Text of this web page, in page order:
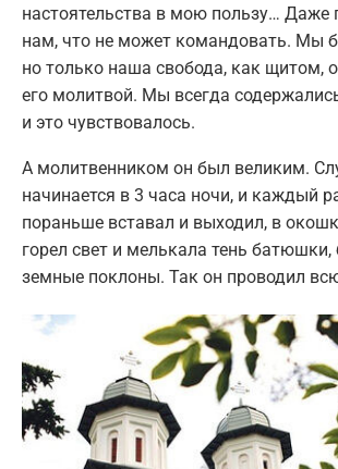
настоятельства в мою пользу… Даже
нам, что не может командовать. Мы
но только наша свобода, как щитом,
его молитвой. Мы всегда
и это чувствовалось.
А молитвенником он был великим.
начинается в 3 часа ночи, и каждый
пораньше вставал и выходил, в
горел свет и мелькала тень батюшки,
земные поклоны. Так он проводил